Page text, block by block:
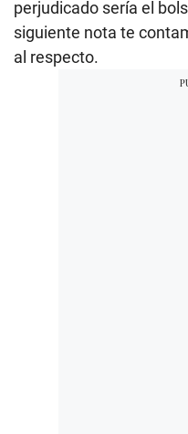
perjudicado sería el
siguiente nota te
al respecto.